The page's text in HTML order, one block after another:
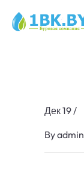
Дек 19/
Byadmin